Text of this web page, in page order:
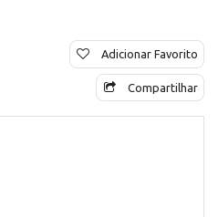
Adicionar Favorito
Compartilhar